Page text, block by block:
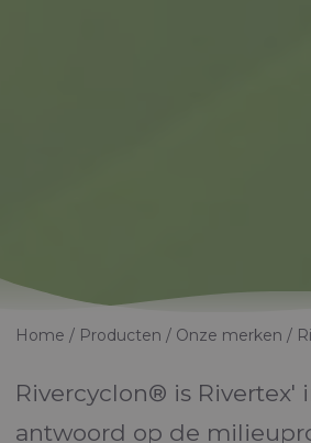
Home Producten Onze merken
Rivercyclon® is Rivertex'
antwoord op de